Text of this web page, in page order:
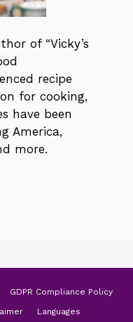
of “Vicky’s
recipe
for cooking,
have been
America,
more.
GDPR Compliance Policy
Languages